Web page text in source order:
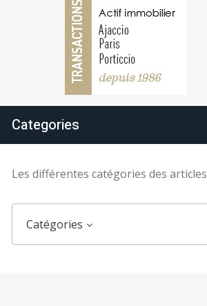
Categories
Les différentes catégories des articles
Catégories